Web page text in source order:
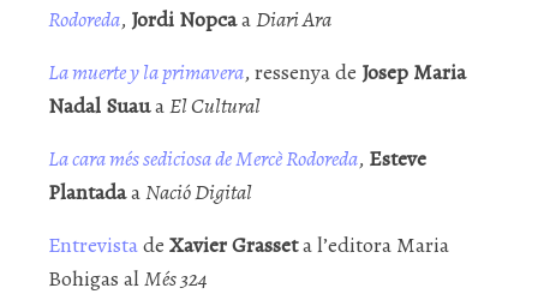
Rodoreda, Jordi NopcaaDiari Ara
La muerte y la primavera, ressenya de Josep Maria
Nadal SuauaEl Cultural
La cara més sediciosa de Mercè Rodoreda, Esteve
PlantadaaNació Digital
Entrevistade Xavier Grasseta l’editora Maria
Bohigas alMés 324